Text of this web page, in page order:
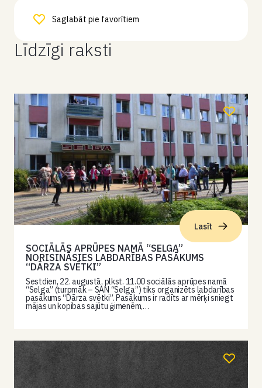
Saglabāt pie favorītiem
Līdzīgi raksti
Lasīt
SOCIĀLĀS APRŪPES NAMĀ “SELGA”
NORISINĀSIES LABDARĪBAS PASĀKUMS
“DĀRZA SVĒTKI”
Sestdien, 22. augustā, plkst. 11.00 sociālās aprūpes namā
“Selga” (turpmāk – SAN “Selga”) tiks organizēts labdarības
pasākums “Dārza svētki”. Pasākums ir radīts ar mērķi sniegt
mājas un kopības sajūtu ģimenēm,…